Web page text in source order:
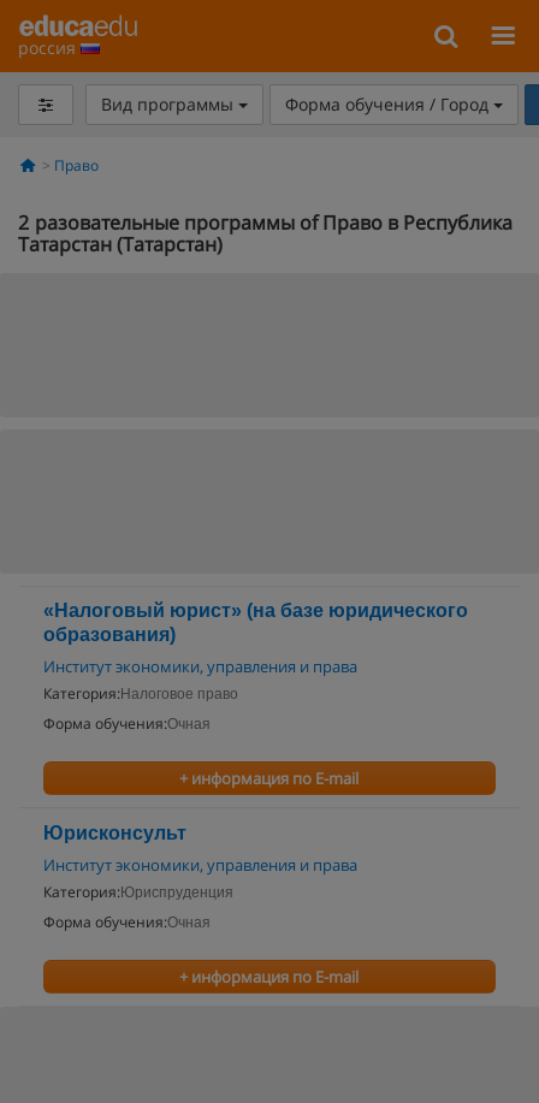
россия
Вид программы Форма обучения / Город
Право
2 разовательные программы of Право в Республика
Татарстан (Татарстан)
«Налоговый юрист» (на базе юридического
образования)
Институт экономики, управления и права
Категория: Налоговое право
Форма обучения:Очная
+ информация по E-mail
Юрисконсульт
Институт экономики, управления и права
Категория: Юриспруденция
Форма обучения:Очная
+ информация по E-mail